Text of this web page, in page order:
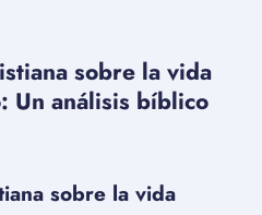
sobre la vida
Un análisis bíblico
sobre la vida